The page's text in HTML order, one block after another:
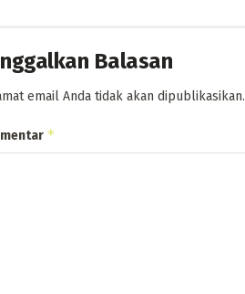
Balasan
email Anda tidak akan dipublikasikan.
*